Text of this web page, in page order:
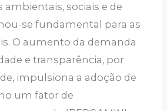
ambientais, sociais e de
se fundamental para as
O aumento da demanda
e transparência, por
impulsiona a adoção de
um fator de